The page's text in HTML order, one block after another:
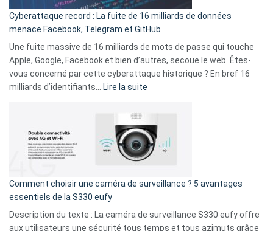
pour
comparer
vos
goûts
musicaux
avec
9
!
Cyberattaque record : La fuite de 16 milliards de données
menace Facebook, Telegram et GitHub
Une fuite massive de 16 milliards de mots de passe qui touche
Apple, Google, Facebook et bien d’autres, secoue le web. Êtes-
vous concerné par cette cyberattaque historique ? En bref 16
milliards d’identifiants…
Lire la suite
record
:
La
fuite
16
données
Comment choisir une caméra de surveillance ? 5 avantages
essentiels de la S330 eufy
Description du texte : La caméra de surveillance S330 eufy offre
aux utilisateurs une sécurité tous temps et tous azimuts grâce